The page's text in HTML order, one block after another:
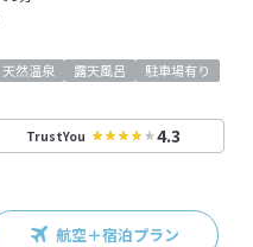
天然温泉 露天風呂
駐車場有り
TrustYou 4.3
航空＋宿泊プラン